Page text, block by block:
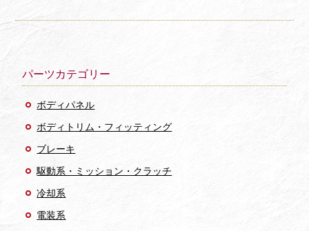
パーツカテゴリー
ボディパネル
ボディトリム・フィッティング
ブレーキ
駆動系・ミッション・クラッチ
冷却系
電装系